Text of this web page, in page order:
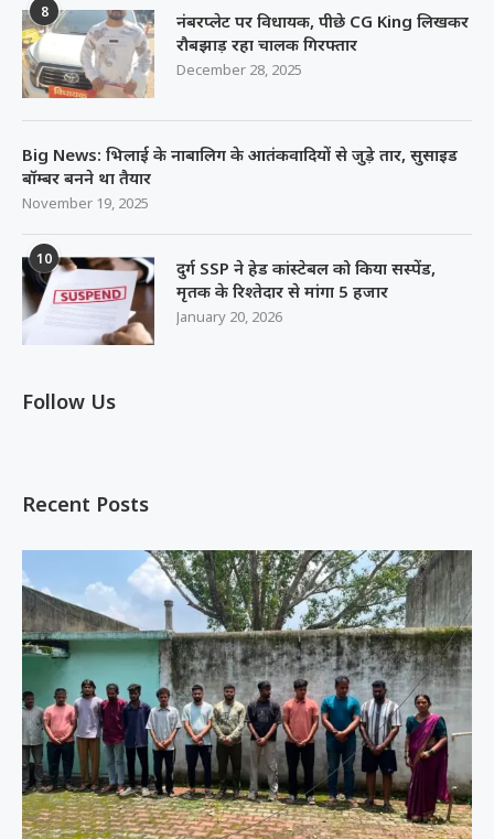
8
नंबरप्लेट पर विधायक, पीछे CG King लिखकर
रौबझाड़ रहा चालक गिरफ्तार
December 28, 2025
Big News: भिलाई के नाबालिग के आतंकवादियों से जुड़े तार, सुसाइड
बॉम्बर बनने था तैयार
November 19, 2025
10
दुर्ग SSP ने हेड कांस्टेबल को किया सस्पेंड,
मृतक के रिश्तेदार से मांगा 5 हजार
January 20, 2026
Follow Us
Recent Posts